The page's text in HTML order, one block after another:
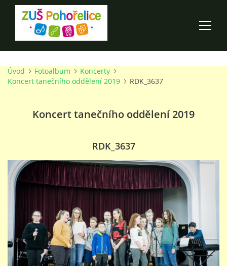
ÚVOD
O ŠKOLE
PRO RODIČE
TALENTOVÉ ZKOUŠKY
STUDIJNÍ OBORY
Úvod Fotoalbum
Koncerty
Koncert tanečního oddělení 2019
RDK_3637
Koncert tanečního oddělení 2019
RDK_3637